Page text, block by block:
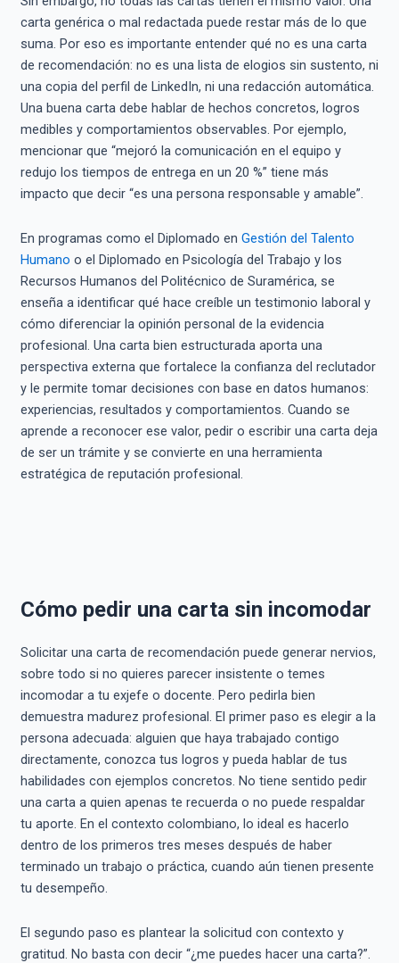
carta genérica o mal redactada puede restar más de lo que
suma. Por eso es importante entender qué no es una carta
de recomendación: no es una lista de elogios sin sustento, ni
una copia del perfil de LinkedIn, ni una redacción automática.
Una buena carta debe hablar de hechos concretos, logros
medibles y comportamientos observables. Por ejemplo,
mencionar que “mejoró la comunicación en el equipo y
redujo los tiempos de entrega en un 20 %” tiene más
impacto que decir “es una persona responsable y amable”.
En programas como el Diplomado en Gestión del Talento
Humano o el Diplomado en Psicología del Trabajo y los
Recursos Humanos del Politécnico de Suramérica, se
enseña a identificar qué hace creíble un testimonio laboral y
cómo diferenciar la opinión personal de la evidencia
profesional. Una carta bien estructurada aporta una
perspectiva externa que fortalece la confianza del reclutador
y le permite tomar decisiones con base en datos humanos:
experiencias, resultados y comportamientos. Cuando se
aprende a reconocer ese valor, pedir o escribir una carta deja
de ser un trámite y se convierte en una herramienta
estratégica de reputación profesional.
Cómo pedir una carta sin incomodar
Solicitar una carta de recomendación puede generar nervios,
sobre todo si no quieres parecer insistente o temes
incomodar a tu exjefe o docente. Pero pedirla bien
demuestra madurez profesional. El primer paso es elegir a la
persona adecuada: alguien que haya trabajado contigo
directamente, conozca tus logros y pueda hablar de tus
habilidades con ejemplos concretos. No tiene sentido pedir
una carta a quien apenas te recuerda o no puede respaldar
tu aporte. En el contexto colombiano, lo ideal es hacerlo
dentro de los primeros tres meses después de haber
terminado un trabajo o práctica, cuando aún tienen presente
tu desempeño.
El segundo paso es plantear la solicitud con contexto y
gratitud. No basta con decir “¿me puedes hacer una carta?”.